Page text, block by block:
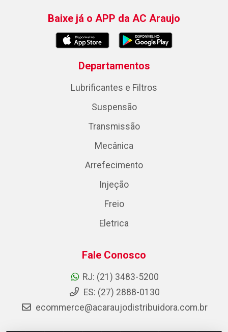
Baixe já o APP da AC Araujo
Departamentos
Lubrificantes e Filtros
Suspensão
Transmissão
Mecânica
Arrefecimento
Injeção
Freio
Eletrica
Fale Conosco
RJ: (21) 3483-5200
ES: (27) 2888-0130
ecommerce@acaraujodistribuidora.com.br